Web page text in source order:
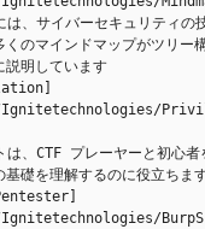
くのマインドマップがツリー
説明しています
基礎を理解するのに役立ちま